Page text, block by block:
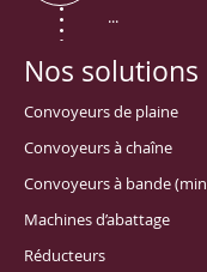
...
Nos solutions
Convoyeurs de plaine
Convoyeurs à chaîne
Convoyeurs à bande
Machines d’abattage
Réducteurs